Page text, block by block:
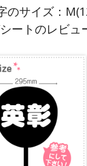
サイズ：
ートのレビュ